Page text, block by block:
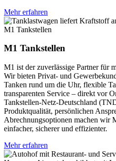
Mehr erfahren
M1 Tankstellen
M1 Tankstellen
M1 ist der zuverlässige Partner für
Wir bieten Privat‑ und
Tanken rund um die Uhr, flexible
transparenten Service – direkt vor
Tankstellen‑Netz-Deutschland
Produktqualität, persönlichen
Abrechnungsoptionen machen wir
einfacher, sicherer und effizienter.
Mehr erfahren